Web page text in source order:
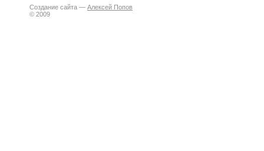
Создание сайта — Алексей Попов
© 2009